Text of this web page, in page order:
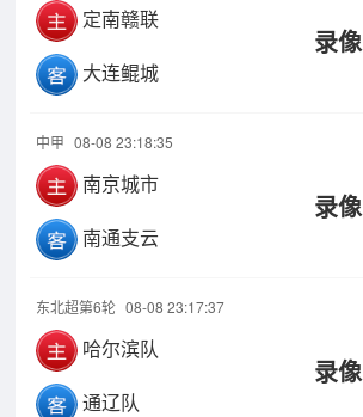
定南赣联
大连鲲城
录像
中甲 08-08 23:18:35
南京城市
南通支云
录像
东北超第6轮 08-08 23:17:37
哈尔滨队
通辽队
录像